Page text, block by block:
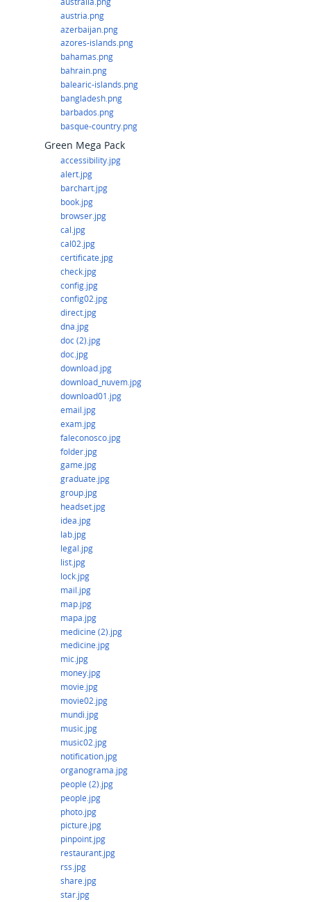
austria.png
azerbaijan.png
azores-islands.png
bahamas.png
bahrain.png
balearic-islands.png
bangladesh.png
barbados.png
basque-country.png
Green Mega Pack
accessibility.jpg
alert.jpg
barchart.jpg
book.jpg
browser.jpg
cal.jpg
cal02.jpg
certificate.jpg
check.jpg
config.jpg
config02.jpg
direct.jpg
dna.jpg
doc (2).jpg
doc.jpg
download.jpg
download_nuvem.jpg
download01.jpg
email.jpg
exam.jpg
faleconosco.jpg
folder.jpg
game.jpg
graduate.jpg
group.jpg
headset.jpg
idea.jpg
lab.jpg
legal.jpg
list.jpg
lock.jpg
mail.jpg
map.jpg
mapa.jpg
medicine (2).jpg
medicine.jpg
mic.jpg
money.jpg
movie.jpg
movie02.jpg
mundi.jpg
music.jpg
music02.jpg
notification.jpg
organograma.jpg
people (2).jpg
people.jpg
photo.jpg
picture.jpg
pinpoint.jpg
restaurant.jpg
rss.jpg
share.jpg
star.jpg